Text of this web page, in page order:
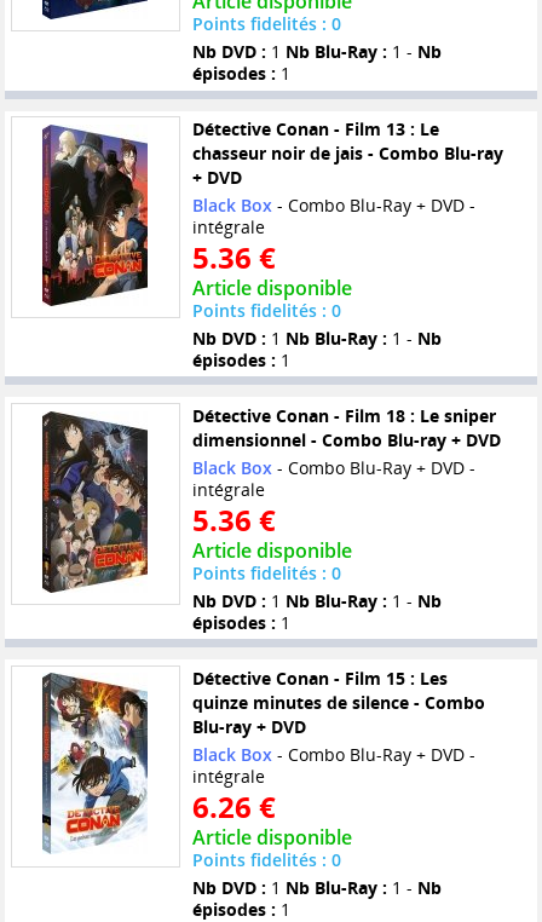
Points fidelités : 0
Nb DVD : 1 Nb Blu-Ray : 1 - Nb
épisodes : 1
Détective Conan - Film 13 : Le
chasseur noir de jais - Combo Blu-ray
+ DVD
Black Box- Combo Blu-Ray + DVD -
intégrale
5.36 €
Article disponible
Points fidelités : 0
Nb DVD : 1 Nb Blu-Ray : 1 - Nb
épisodes : 1
Détective Conan - Film 18 : Le sniper
dimensionnel - Combo Blu-ray + DVD
Black Box- Combo Blu-Ray + DVD -
intégrale
5.36 €
Article disponible
Points fidelités : 0
Nb DVD : 1 Nb Blu-Ray : 1 - Nb
épisodes : 1
Détective Conan - Film 15 : Les
quinze minutes de silence - Combo
Blu-ray + DVD
Black Box- Combo Blu-Ray + DVD -
intégrale
6.26 €
Article disponible
Points fidelités : 0
Nb DVD : 1 Nb Blu-Ray : 1 - Nb
épisodes : 1